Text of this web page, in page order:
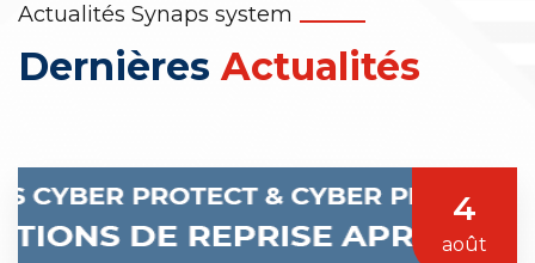
Actualités Synaps system
Dernières Actualités
4
août